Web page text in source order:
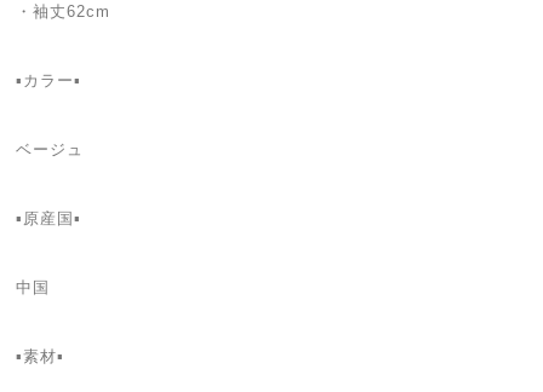
・袖丈62cm
▪カラー▪
ベージュ
▪️原産国▪
中国
▪️素材▪